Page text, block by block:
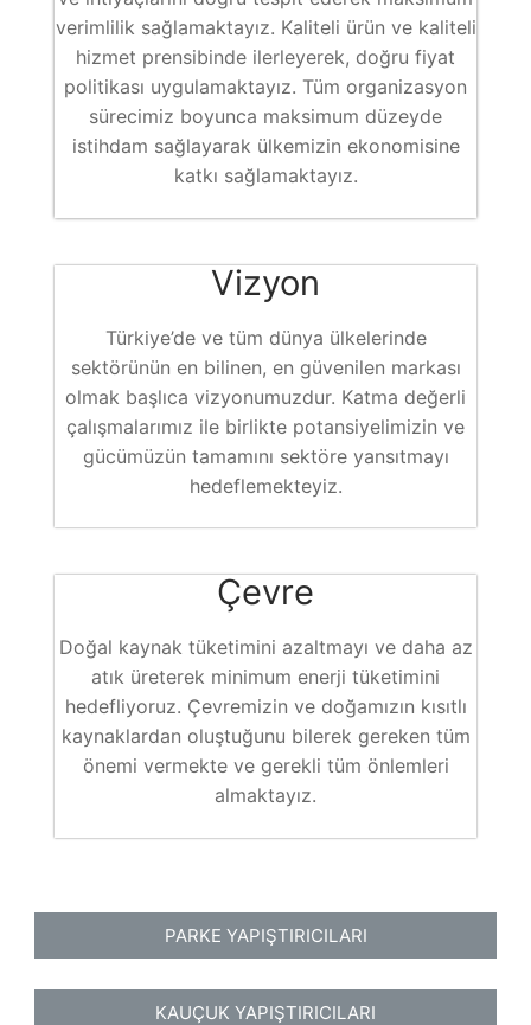
verimlilik sağlamaktayız. Kaliteli ürün ve kaliteli
hizmet prensibinde ilerleyerek, doğru fiyat
politikası uygulamaktayız. Tüm organizasyon
sürecimiz boyunca maksimum düzeyde
istihdam sağlayarak ülkemizin ekonomisine
katkı sağlamaktayız.
Vizyon
Türkiye’de ve tüm dünya ülkelerinde
sektörünün en bilinen, en güvenilen markası
olmak başlıca vizyonumuzdur. Katma değerli
çalışmalarımız ile birlikte potansiyelimizin ve
gücümüzün tamamını sektöre yansıtmayı
hedeflemekteyiz.
Çevre
Doğal kaynak tüketimini azaltmayı ve daha az
atık üreterek minimum enerji tüketimini
hedefliyoruz. Çevremizin ve doğamızın kısıtlı
kaynaklardan oluştuğunu bilerek gereken tüm
önemi vermekte ve gerekli tüm önlemleri
almaktayız.
PARKE YAPIŞTIRICILARI
KAUÇUK YAPIŞTIRICILARI